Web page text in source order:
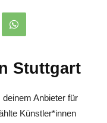
Stuttgart
Anbieter für
Künstler*innen